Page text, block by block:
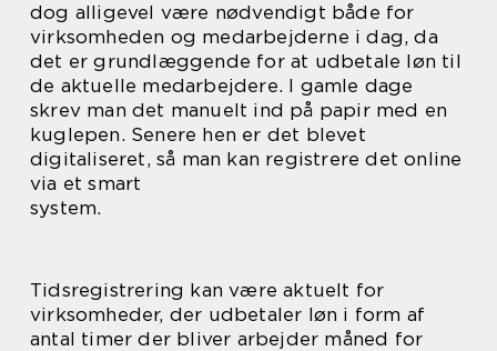
dog alligevel være nødvendigt både for
virksomheden og medarbejderne i dag, da
det er grundlæggende for at udbetale løn til
de aktuelle medarbejdere. I gamle dage
skrev man det manuelt ind på papir med en
kuglepen. Senere hen er det blevet
digitaliseret, så man kan registrere det online
via et smart
system.
Tidsregistrering kan være aktuelt for
virksomheder, der udbetaler løn i form af
antal timer der bliver arbejder måned for